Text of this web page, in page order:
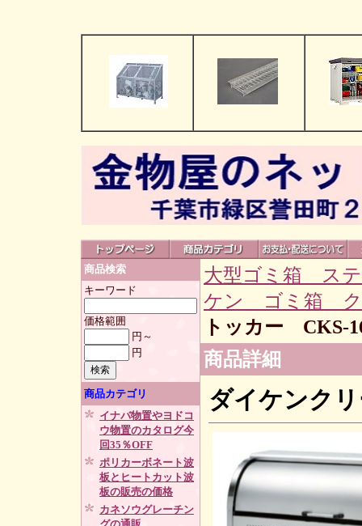
商品検索
キーワード
価格範囲
円～
円
商品カテゴリ
イナバ物置やヨドコ
ウ物置のカタログ今
回35％OFF
ポリカーボネート波
板とヒートカット波
板の販売の価格
カネソウグレーチン
大型ゴミ箱 ス
ケン ゴミ箱 ク
トッカー CKS-
商品詳細
ダイケンク